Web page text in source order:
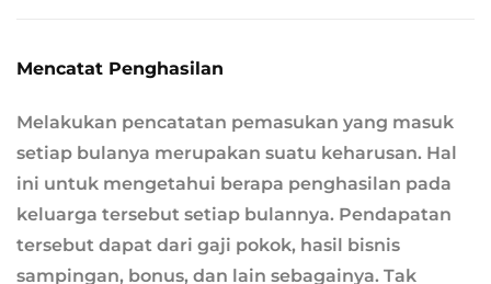
Mencatat Penghasilan
Melakukan pencatatan pemasukan yang masuk
setiap bulanya merupakan suatu keharusan. Hal
ini untuk mengetahui berapa penghasilan pada
keluarga tersebut setiap bulannya. Pendapatan
tersebut dapat dari gaji pokok, hasil bisnis
sampingan, bonus, dan lain sebagainya. Tak